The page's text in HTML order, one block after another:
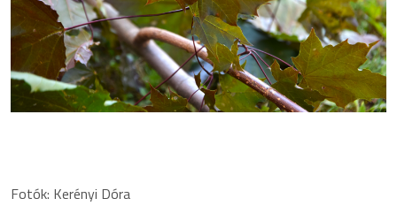
Fotók: Kerényi Dóra